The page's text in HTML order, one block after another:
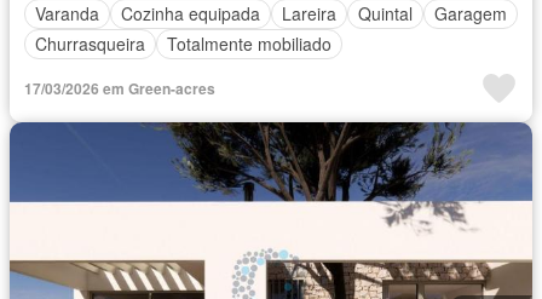
Varanda
Cozinha equipada Lareira Quintal
Garagem
Churrasqueira
Totalmente mobiliado
17/03/2026 em Green-acres